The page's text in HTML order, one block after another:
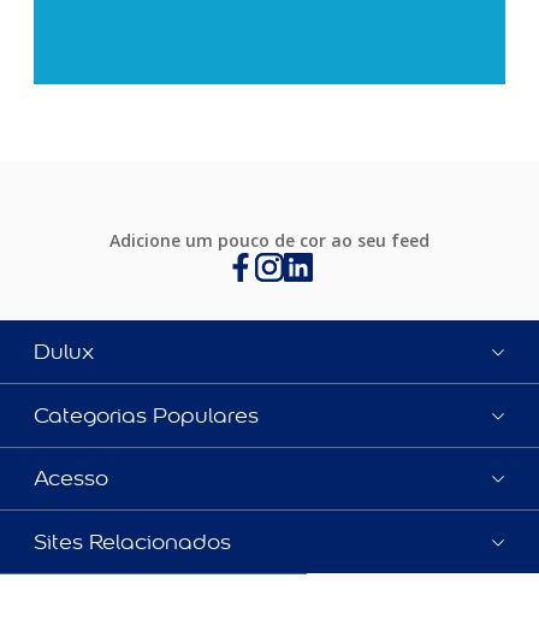
Adicione um pouco de cor ao seu feed
Dulux
Categorias Populares
Acesso
Sites Relacionados